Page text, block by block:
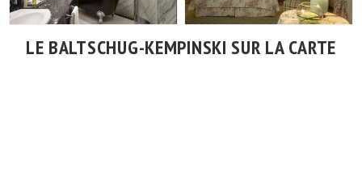
LE BALTSCHUG-KEMPINSKI SUR LA CARTE